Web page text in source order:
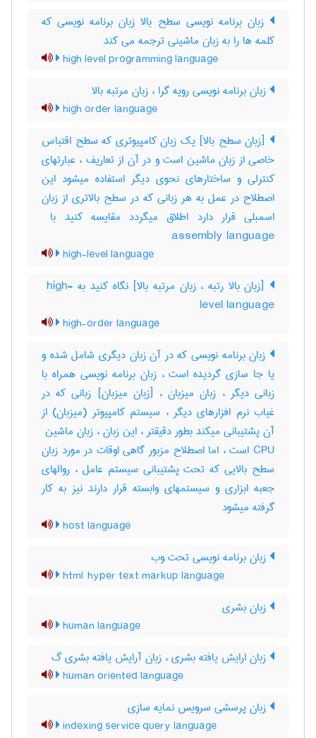
زبان برنامه نویسی سطح بالا زبان برنامه نویسی که
کلمه ها را به زبان ماشینی ترجمه می کند
high level programming language
زبان برنامه نویسی رویه گرا ، زبان مرتبه بالا
high order language
[زبان سطح بالا] یک زبان کامپیوتری که سطح اقتباس
خاصی از زبان ماشین است و در آن از تعاریف ، عبارتهای
کنترلی و ساختارهای نحوی دیگر استفاده میشود این
اصطلاح در عمل به هر زبانی که در سطح بالاتری از زبان
assembly language
high-level language
[زبان بالا رتبه ، زبان مرتبه بالا] نگاه کنید به ‎ high-
level language
high-order language
زبان برنامه نویسی که در آن زبان دیگری شامل شده و
یا جا سازی گردیده است ، زبان برنامه نویسی همراه با
زبانی دیگر ، زبان میزبان ، [زبان میزبان] زبانی که در
غیاب نرم افزارهای دیگر ، سیستم کامپیوتر (میزبان) از
CPU است ، اما اصطلاح مزبور گاهی اوقات در مورد زبان
سطح بالایی که تحت پشتیبانی سیستم عامل ، روالهای
جعبه ابزاری و سیستمهای وابسته قرار دارند نیز به کار
گرفته میشود
host language
زبان برنامه نویسی تحت وب
html hyper text markup language
زبان بشری
human language
زبان ارایش یافته بشری ، زبان آرایش یافته بشری گ
human oriented language
زبان پرسشی سرویس نمایه سازی
indexing service query language